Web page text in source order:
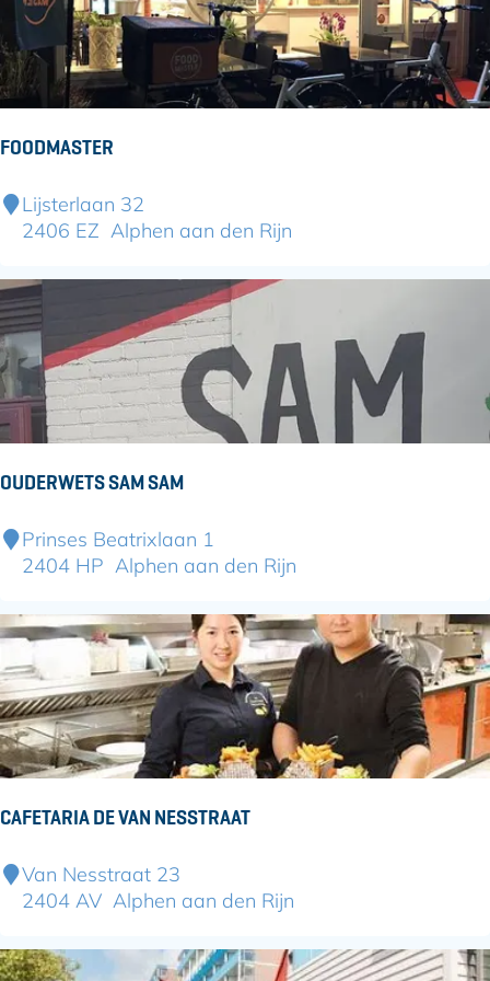
r
i
a
L
n
FOODMASTER
F
d
m
a
s
t
e
r
Lijsterlaan 32
2406 EZ Alphen aan den Rijn
OUDERWETS SAM SAM
O
e
r
w
e
t
s
S
m
a
Prinses Beatrixlaan 1
2404 HP Alphen aan den Rijn
CAFETARIA DE VAN NESSTRAAT
C
e
Van Nesstraat 23
2404 AV Alphen aan den Rijn